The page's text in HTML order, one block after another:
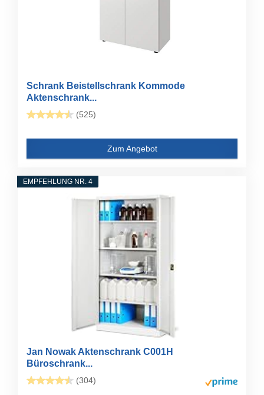
Schrank Beistellschrank Kommode
Aktenschrank...
(525)
Zum Angebot
EMPFEHLUNG NR. 4
Jan Nowak Aktenschrank C001H
Büroschrank...
(304)